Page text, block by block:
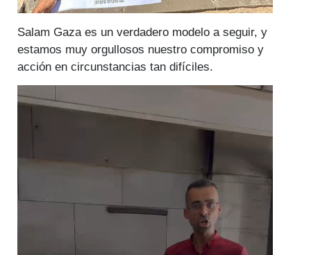
Salam Gaza es un verdadero modelo a seguir, y
estamos muy orgullosos nuestro compromiso y
acción en circunstancias tan difíciles.
Reproductor
vídeo